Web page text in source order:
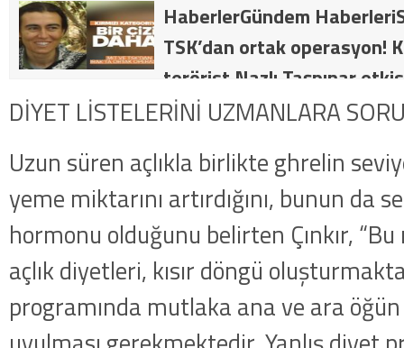
HaberlerGündem
TSK’dan ortak operasyon!
terörist Nazlı Taşpınar
dakika: MİT ve TSK’dan
getirildi .
DİYET LİSTELERİNİ UZMANLARA
Uzun süren açlıkla birlikte ghrelin
yeme miktarını artırdığını, bunun da
hormonu olduğunu belirten Çınkır,
açlık diyetleri, kısır döngü
programında mutlaka ana ve ara